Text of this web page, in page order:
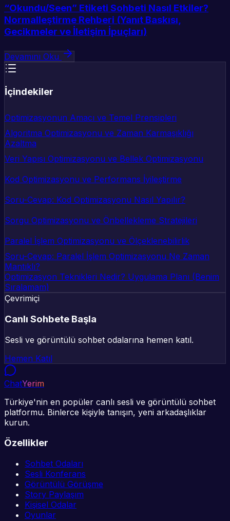
“Okundu/Seen” Etiketi Sohbeti Nasıl Etkiler?
Normalleştirme Rehberi (Yanıt Baskısı,
Gecikmeler ve İletişim İpuçları)
Devamını Oku
İçindekiler
Optimizasyonun Amacı ve Temel Prensipleri
Algoritma Optimizasyonu ve Zaman Karmaşıklığı
Azaltma
Veri Yapısı Optimizasyonu ve Bellek Optimizasyonu
Kod Optimizasyonu ve Performans İyileştirme
Soru-Cevap: Kod Optimizasyonu Nasıl Yapılır?
Sorgu Optimizasyonu ve Önbellekleme Stratejileri
Paralel İşlem Optimizasyonu ve Ölçeklenebilirlik
Soru-Cevap: Paralel İşlem Optimizasyonu Ne Zaman
Mantıklı?
Optimizasyon Teknikleri Nedir? Uygulama Planı (Benim
Sıralamam)
Çevrimiçi
Canlı Sohbete Başla
Sesli ve görüntülü sohbet odalarına hemen katıl.
Hemen Katıl
ChatYerim
Türkiye'nin en popüler canlı sesli ve görüntülü sohbet
platformu. Binlerce kişiyle tanışın, yeni arkadaşlıklar
kurun.
Özellikler
Sohbet Odaları
Sesli Konferans
Görüntülü Görüşme
Story Paylaşım
Kişisel Odalar
Oyunlar